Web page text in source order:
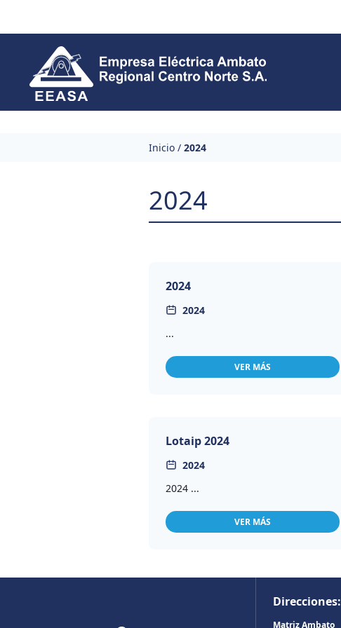
Inicio / 2024
2024
2024
2024
...
VER MÁS
Lotaip 2024
2024
2024 ...
VER MÁS
Direcciones:
Matriz Ambato